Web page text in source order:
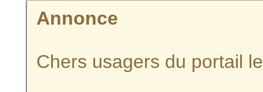
Annonce
Chers usagers du portail